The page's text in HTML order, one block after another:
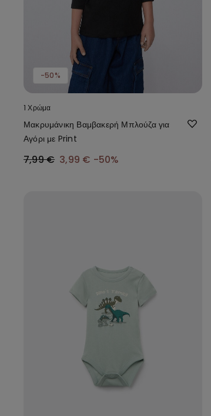
-50%
1 Χρώμα
Μακρυμάνικη Βαμβακερή Μπλούζα για
Αγόρι με Print
7,99 € 3,99 € -50%